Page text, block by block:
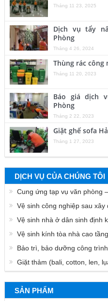
Tháng 11 23, 2025
Dịch vụ tẩy
Phòng
Tháng 4 26, 2024
Thùng rác công
Tháng 11 20, 2023
Báo giá dịch
Phòng
Tháng 2 22, 2023
Giặt ghế sofa
Tháng 1 27, 2023
DỊCH VỤ CỦA CHÚNG TÔI
Cung ứng tạp vụ văn phòng
Vệ sinh công nghiệp sau xây
Vệ sinh nhà ở dân sinh định
Vệ sinh kính tòa nhà cao tầng
Bảo trì, bảo dưỡng công
Giặt thảm (bali, cotton, len,
SẢN PHẨM